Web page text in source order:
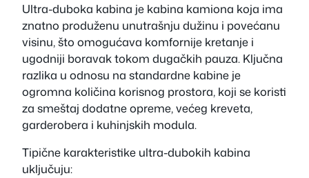
Ultra-duboka kabina je kabina kamiona koja ima
znatno produženu unutrašnju dužinu i povećanu
visinu, što omogućava komfornije kretanje i
ugodniji boravak tokom dugačkih pauza. Ključna
razlika u odnosu na standardne kabine je
ogromna količina korisnog prostora, koji se koristi
za smeštaj dodatne opreme, većeg kreveta,
garderobera i kuhinjskih modula.
Tipične karakteristike ultra-dubokih kabina
uključuju: